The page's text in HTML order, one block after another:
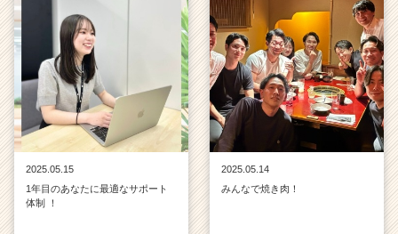
2025.05.15
1年目のあなたに最適なサポート
体制 ！
2025.05.14
みんなで焼き肉！